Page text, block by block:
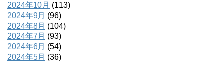
2024年10月 (113)
2024年9月 (96)
2024年8月 (104)
2024年7月 (93)
2024年6月 (54)
2024年5月 (36)